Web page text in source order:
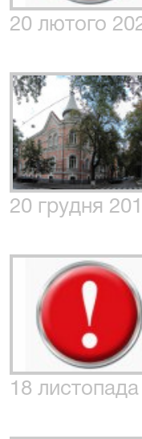
20 лютого
20 грудня
18